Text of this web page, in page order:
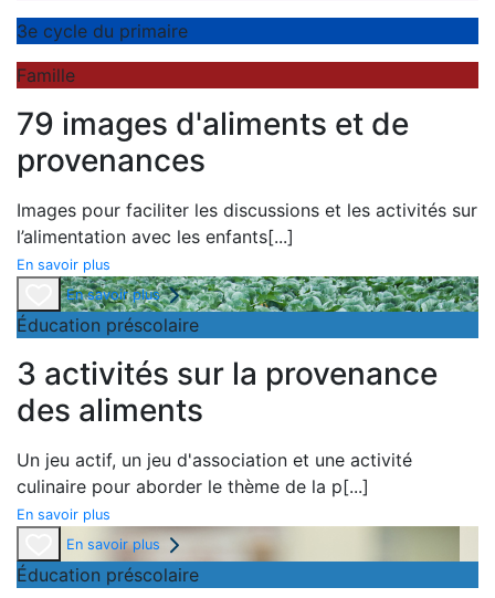
3e cycle du primaire
Famille
79 images d'aliments et de
provenances
Images pour faciliter les discussions et les activités sur
l’alimentation avec les enfants[...]
En savoir plus
En savoir plus
Éducation préscolaire
3 activités sur la provenance
des aliments
Un jeu actif, un jeu d'association et une activité
culinaire pour aborder le thème de la p[...]
En savoir plus
En savoir plus
Éducation préscolaire